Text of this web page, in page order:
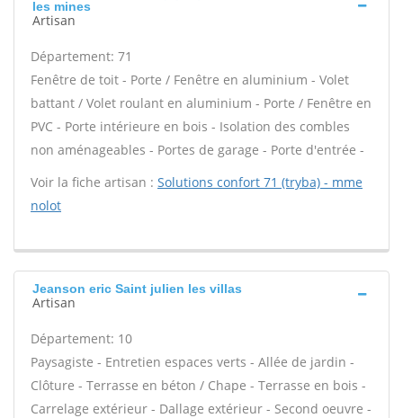
les mines
Artisan
Département: 71
Fenêtre de toit - Porte / Fenêtre en aluminium - Volet
battant / Volet roulant en aluminium - Porte / Fenêtre en
PVC - Porte intérieure en bois - Isolation des combles
non aménageables - Portes de garage - Porte d'entrée -
Voir la fiche artisan : Solutions confort 71 (tryba) - mme
nolot
Jeanson eric Saint julien les villas
Artisan
Département: 10
Paysagiste - Entretien espaces verts - Allée de jardin -
Clôture - Terrasse en béton / Chape - Terrasse en bois -
Carrelage extérieur - Dallage extérieur - Second oeuvre -